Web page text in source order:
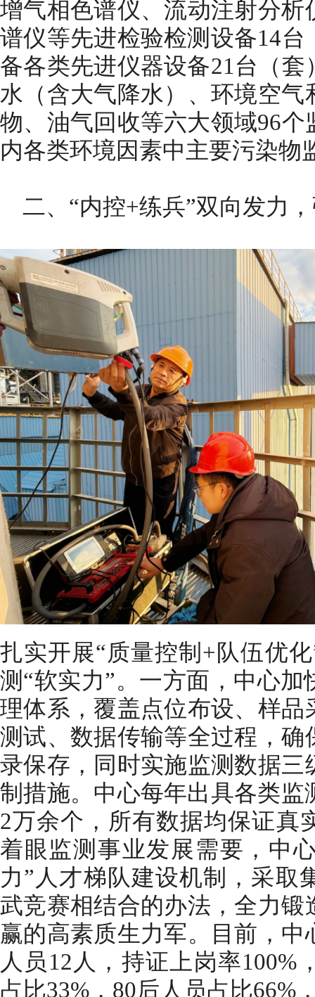
增气相色谱仪、流动注射分
谱仪等先进检验检测设备14
备各类先进仪器设备21台（
水（含大气降水）、环境空
物、油气回收等六大领域96
内各类环境因素中主要污染物
二、“内控+练兵”双向发力
扎实开展“质量控制+队伍优
测“软实力”。一方面，中心
理体系，覆盖点位布设、样
测试、数据传输等全过程，
录保存，同时实施监测数据
制措施。中心每年出具各类监
2万余个，所有数据均保证真
着眼监测事业发展需要，中
力”人才梯队建设机制，采取
武竞赛相结合的办法，全力
赢的高素质生力军。目前，
人员12人，持证上岗率100%
占比33%，80后人员占比66%